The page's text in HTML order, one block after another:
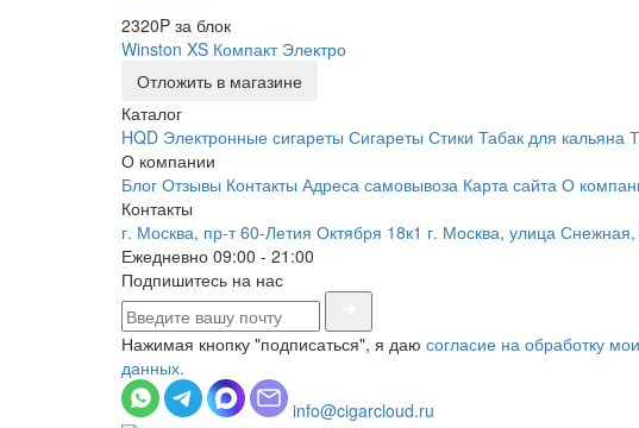
2320P за блок
Winston XS Компакт Электро
Отложить в магазине
Каталог
HQD Электронные сигареты Сигареты Стики Табак для кальяна
О компании
Блог Отзывы Контакты Адреса самовывоза Карта сайта О
Контакты
г. Москва, пр-т 60-Летия Октября 18к1 г. Москва, улица
Ежедневно 09:00 - 21:00
Подпишитесь на нас
Нажимая кнопку "подписаться", я даю согласие на обработку
данных.
info@cigarcloud.ru